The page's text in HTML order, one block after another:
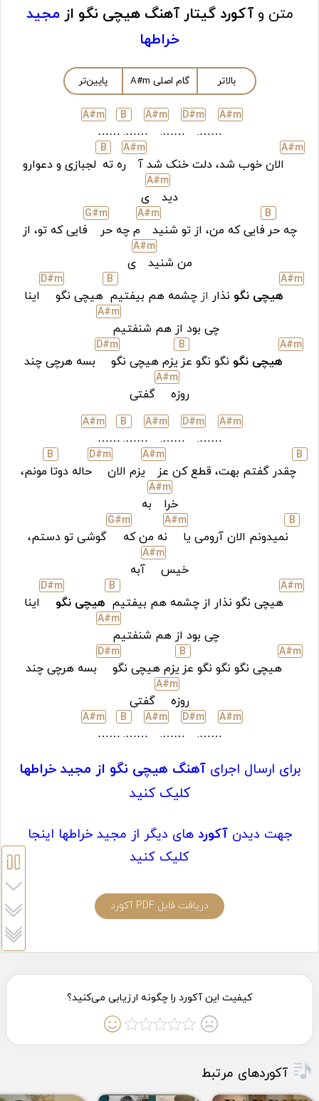
متن وآکورد گیتار آهنگ هیچی نگو ازمجید
خراطها
بالاتر گام اصلی A#m پایین‌تر
A#m
…….
D#m
…….
A#m
…….
B
……
A#m
A#m
الان خوب شد، دلت خنک شد آ
A#m
ره ته
B
لجبازی و دعوارو
دید
A#m
ی
چه حر
B
فایی که من، از تو شنید
A#m
م چه حر
G#m
فایی که تو، از
من شنید
A#m
ی
A#m
هیچی نگو نذار از چشمه هم بیفتیم
B
هیچی نگو
D#m
اینا
چی بود از هم شنفتیم
A#m
A#m
هیچی نگو نگو نگو عز
B
یزم هیچی نگو
D#m
بسه هرچی چند
روزه
A#m
گفتی
A#m
…….
D#m
…….
A#m
…….
B
……
A#m
B
چقدر گفتم بهت، قطع کن عز
A#m
یزم الان
D#m
حاله دوتا
B
مونم،
خرا
A#m
به
B
نمیدونم الان آرومی یا
A#m
نه من که
G#m
گوشی تو دستم،
خیس
A#m
آبه
A#m
هیچی نگو نذار از چشمه هم بیفتیم
B
هیچی نگو
D#m
اینا
چی بود از هم شنفتیم
A#m
A#m
هیچی نگو نگو نگو عز
B
یزم هیچی نگو
D#m
بسه هرچی چند
روزه
A#m
گفتی
A#m
…….
D#m
…….
A#m
…….
B
……
A#m
برای ارسال اجرایآهنگ هیچی نگو از مجید خراطها
کلیک کنید
جهت دیدنآکورد های دیگر از مجید خراطها اینجا
کلیک کنید
دریافت فایل PDF آکورد
آکوردهای مرتبط